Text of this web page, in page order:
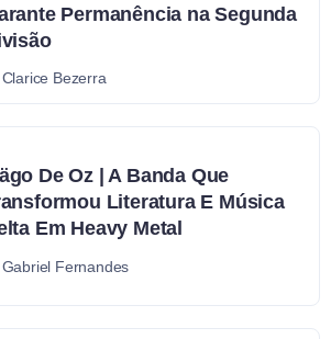
Permanência na Segunda
Clarice Bezerra
De Oz | A Banda Que
Literatura E Música
Em Heavy Metal
Gabriel Fernandes